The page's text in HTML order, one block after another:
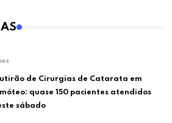
de Cirurgias de Catarata em
quase 150 pacientes atendidos
sábado